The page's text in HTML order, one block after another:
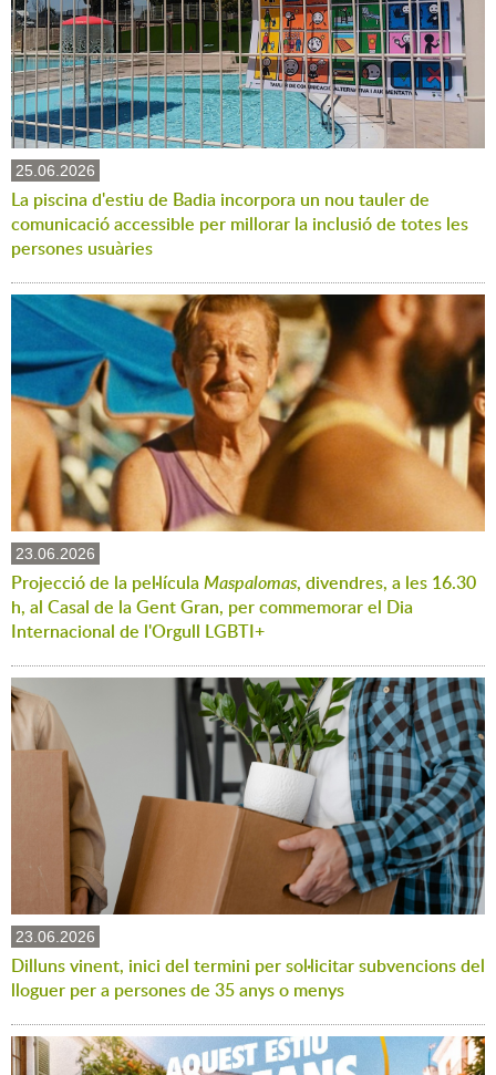
25.06.2026
La piscina d'estiu de Badia incorpora un nou tauler de
comunicació accessible per millorar la inclusió de totes les
persones usuàries
23.06.2026
Projecció de la pel·lícula Maspalomas, divendres, a les 16.30
h, al Casal de la Gent Gran, per commemorar el Dia
Internacional de l'Orgull LGBTI+
23.06.2026
Dilluns vinent, inici del termini per sol·licitar subvencions del
lloguer per a persones de 35 anys o menys